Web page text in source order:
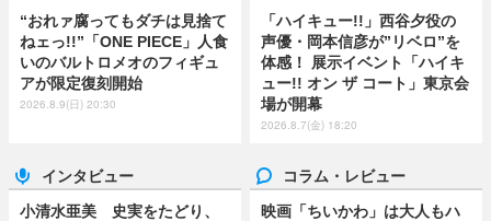
“おれァ腐ってもダチは見捨て
ねェっ!!”「ONE PIECE」人食
いのバルトロメオのフィギュ
アが限定復刻開始
2026.8.9(日) 20:30
「ハイキュー!!」西谷夕役の
声優・岡本信彦が”リベロ”を
体感！ 展示イベント「ハイキ
ュー!! オン ザ コート」東京会
場が開幕
2026.8.7(金) 18:20
インタビュー
小清水亜美 史実をたどり、
コラム・レビュー
映画「ちいかわ」は大人もハ